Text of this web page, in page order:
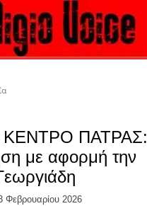
ΚΕΝΤΡΟ ΠΑΤΡΑΣ:
με αφορμή την
Φεβρουαρίου 2026